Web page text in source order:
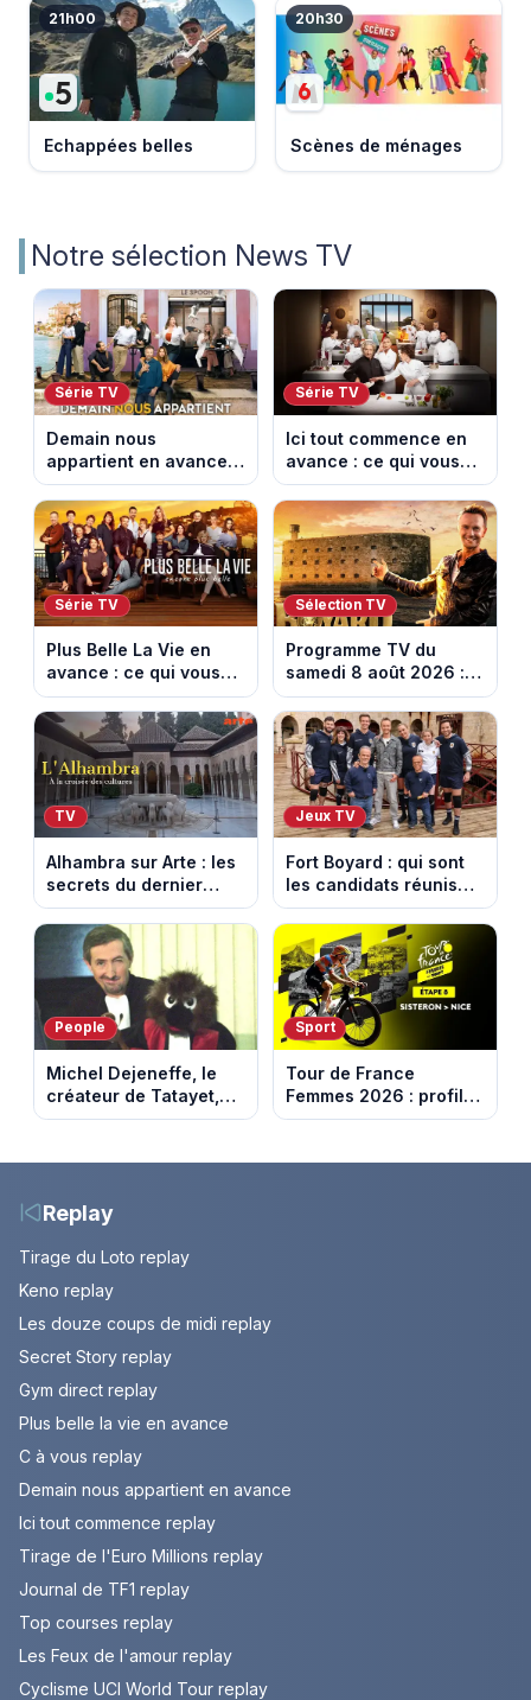
21h00
Echappées belles
20h30
Scènes de ménages
Notre sélection News TV
Série TV
Demain nous
appartient en avance :
ce qui vous attend la
semaine du 10 au 14
août 2026 (spoiler)
Série TV
Ici tout commence en
avance : ce qui vous
attend la semaine du
10 au 14 août 2026
(spoiler)
Série TV
Plus Belle La Vie en
avance : ce qui vous
attend la semaine du
10 au 14 août 2026
(spoiler)
Sélection TV
Programme TV du
samedi 8 août 2026 :
notre sélection pour
votre soirée télé
TV
Alhambra sur Arte : les
secrets du dernier
sultanat musulman
d’Espagne
Jeux TV
Fort Boyard : qui sont
les candidats réunis
par Cyril Féraud ce
samedi 8 août 2026 ?
People
Michel Dejeneffe, le
créateur de Tatayet,
est mort à 77 ans
Sport
Tour de France
Femmes 2026 : profil
et horaires de la 8e
Nice
Replay
Tirage du Loto replay
Keno replay
Les douze coups de midi replay
Secret Story replay
Gym direct replay
Plus belle la vie en avance
C à vous replay
Demain nous appartient en avance
Ici tout commence replay
Tirage de l'Euro Millions replay
Journal de TF1 replay
Top courses replay
Les Feux de l'amour replay
Cyclisme UCI World Tour replay